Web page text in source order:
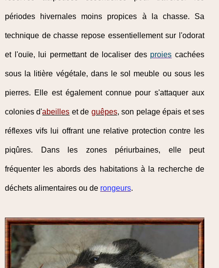
périodes hivernales moins propices à la chasse. Sa
technique de chasse repose essentiellement sur l'odorat
et l'ouïe, lui permettant de localiser des proies cachées
sous la litière végétale, dans le sol meuble ou sous les
pierres. Elle est également connue pour s'attaquer aux
colonies d'abeilles et de guêpes, son pelage épais et ses
réflexes vifs lui offrant une relative protection contre les
piqûres. Dans les zones périurbaines, elle peut
fréquenter les abords des habitations à la recherche de
déchets alimentaires ou de rongeurs.